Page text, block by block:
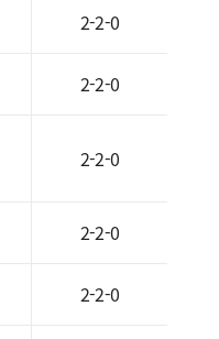
2-2-0
2-2-0
2-2-0
2-2-0
2-2-0